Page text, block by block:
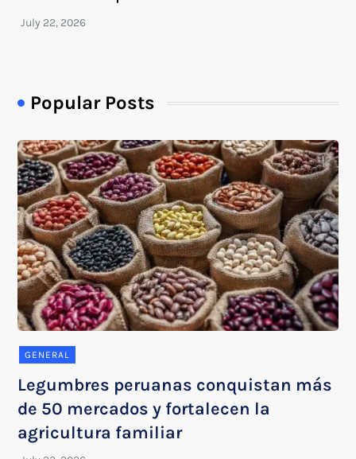
Popular Posts
GENERAL
Legumbres peruanas conquistan más
de 50 mercados y fortalecen la
agricultura familiar